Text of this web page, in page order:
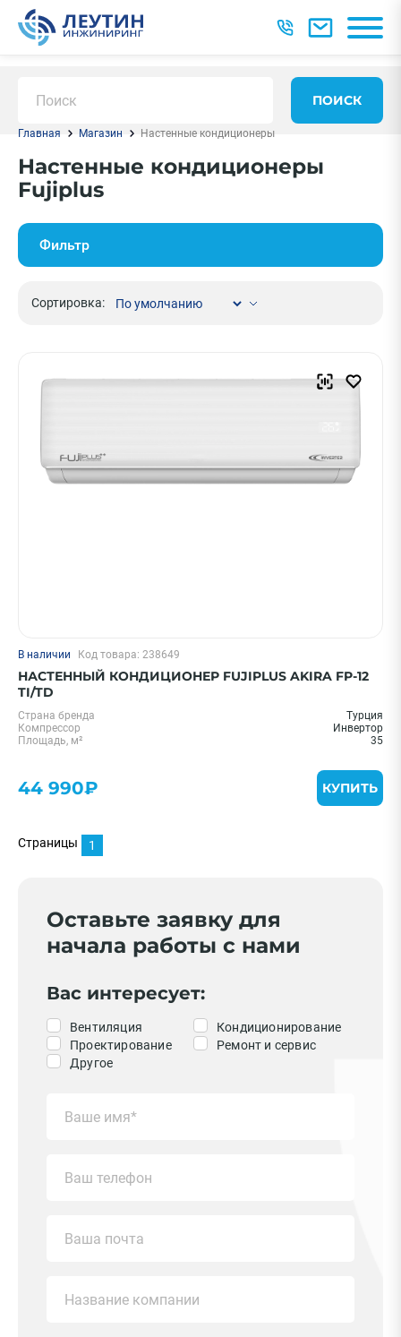
ПОИСК
Главная Магазин Настенные кондиционеры
Настенные кондиционеры
Fujiplus
Фильтр
20 м² - 2 кВт
25 м² - 2.6 кВт
35 м² - 3.5 кВт
55 м² - 5.5 кВт
Показать еще
Thermex
Ballu
Royal Clima
Страна
Китай
Россия
Показать еще
Сортировка:
В наличии Код товара: 238649
НАСТЕННЫЙ КОНДИЦИОНЕР FUJIPLUS AKIRA FP-12
TI/TD
Страна бренда
Турция
Компрессор
Инвертор
Площадь, м²
35
44 990₽ КУПИТЬ
Страницы 1
Оставьте заявку для
начала работы с нами
Вас интересует:
Вентиляция
Кондиционирование
Проектирование
Ремонт и сервис
Другое